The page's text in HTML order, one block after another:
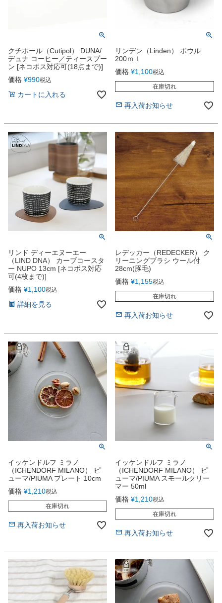
クチポール（Cutipol） DUNA/
デュナ コーヒー／ティースプー
ン [ネコポス対応可(18点まで)]
価格 ¥990税込
カートに入れる
リンデン（Linden） ボウル
200ｍｌ
価格 ¥1,100税込
在庫切れ
再入荷お知らせ
リンド ディーエヌーエー
（LIND DNA） カーブコースタ
ー NUPO 13cm [ネコポス対応
可(4枚まで)]
価格 ¥1,100税込
詳細を見る
レデッカー（REDECKER） ク
リーニングブラシ ウール付
28cm(豚毛)
価格 ¥1,155税込
在庫切れ
再入荷お知らせ
イッケンドルフ ミラノ
（ICHENDORF MILANO） ピ
ューマ/PIUMA プレート 10cm
価格 ¥1,210税込
在庫切れ
再入荷お知らせ
イッケンドルフ ミラノ
（ICHENDORF MILANO） ピ
ューマ/PIUMA スモールクリー
マー 50ml
価格 ¥1,210税込
在庫切れ
再入荷お知らせ